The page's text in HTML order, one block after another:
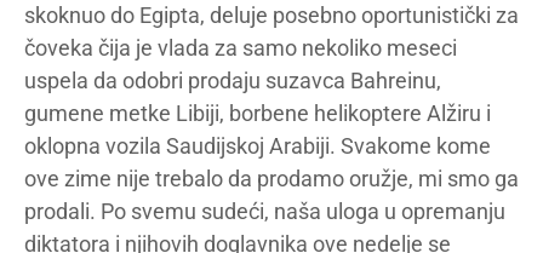
skoknuo do Egipta, deluje posebno oportunistički za
čoveka čija je vlada za samo nekoliko meseci
uspela da odobri prodaju suzavca Bahreinu,
gumene metke Libiji, borbene helikoptere Alžiru i
oklopna vozila Saudijskoj Arabiji. Svakome kome
ove zime nije trebalo da prodamo oružje, mi smo ga
prodali. Po svemu sudeći, naša uloga u opremanju
diktatora i njihovih doglavnika ove nedelje se